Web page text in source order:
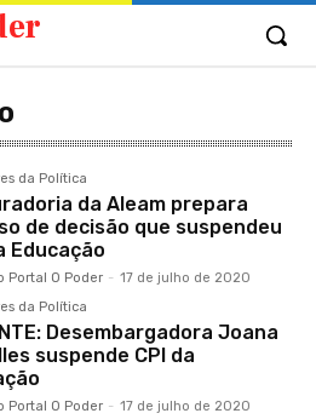
da Política
da Aleam prepara
de decisão que suspendeu
Educação
Portal O Poder - 17 de julho de 2020
da Política
Desembargadora Joana
suspende CPI da
Portal O Poder - 17 de julho de 2020